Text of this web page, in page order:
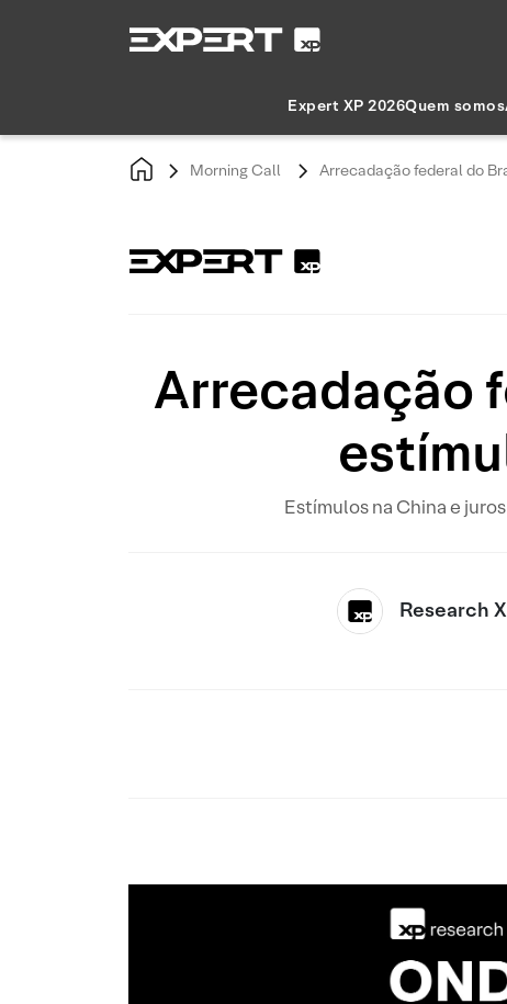
Expert XP 2026Quem somos
Morning Call Arrecadação federal do
Arrecadação
Estímulos na China e
Research